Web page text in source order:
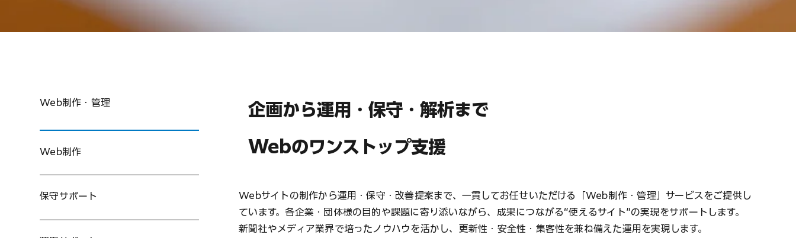
企画から運用・保守・解析まで
Webのワンストップ支援
Webサイトの制作から運用・保守・改善提案まで、一貫してお任せいただける「Web制作・管理」サービスをご提供し
ています。各企業・団体様の目的や課題に寄り添いながら、成果につながる“使えるサイト”の実現をサポートします。
新聞社やメディア業界で培ったノウハウを活かし、更新性・安全性・集客性を兼ね備えた運用を実現します。
Web制作・管理
Web制作
保守サポート